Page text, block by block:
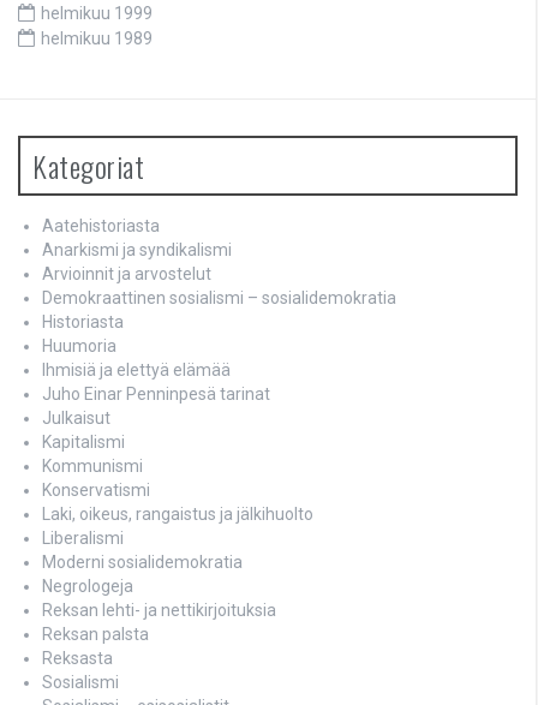
helmikuu 1999
helmikuu 1989
Kategoriat
Aatehistoriasta
Anarkismi ja syndikalismi
Arvioinnit ja arvostelut
Demokraattinen sosialismi – sosialidemokratia
Historiasta
Huumoria
Ihmisiä ja elettyä elämää
Juho Einar Penninpesä tarinat
Julkaisut
Kapitalismi
Kommunismi
Konservatismi
Laki, oikeus, rangaistus ja jälkihuolto
Liberalismi
Moderni sosialidemokratia
Negrologeja
Reksan lehti- ja nettikirjoituksia
Reksan palsta
Reksasta
Sosialismi